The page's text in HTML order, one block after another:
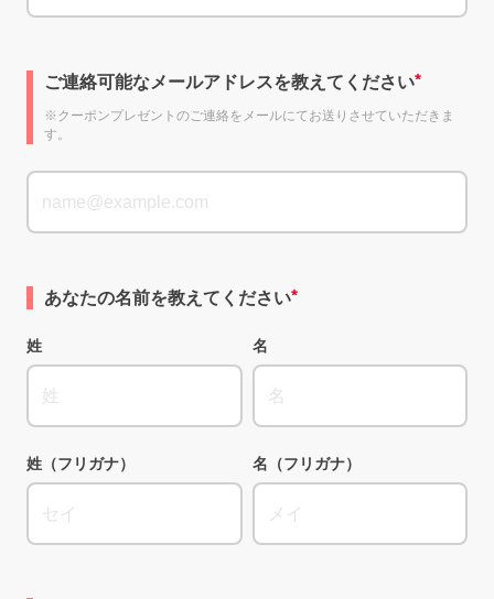
ご連絡可能なメールアドレスを教えてください
※クーポンプレゼントのご連絡をメールにてお送りさせていただきま
す。
あなたの名前を教えてください
姓 名
姓（フリガナ） 名（フリガナ）